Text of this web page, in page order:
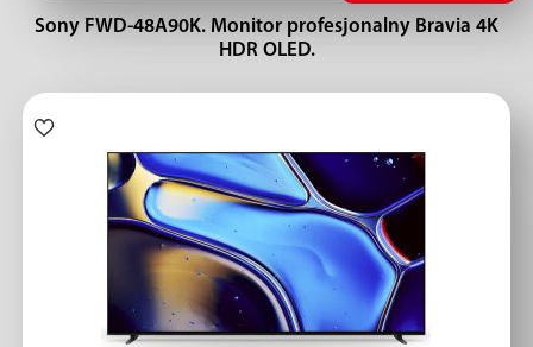
Sony FWD-48A90K. Monitor profesjonalny Bravia 4K
HDR OLED.